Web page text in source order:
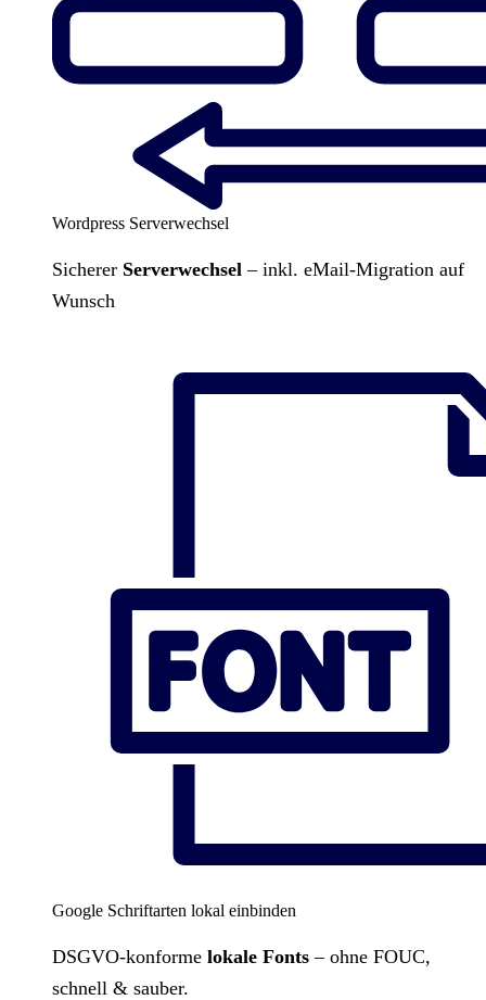
Wordpress Serverwechsel
Sicherer Serverwechsel – inkl. eMail-Migration auf
Wunsch
Google Schriftarten lokal einbinden
DSGVO-konforme lokale Fonts – ohne FOUC,
schnell & sauber.